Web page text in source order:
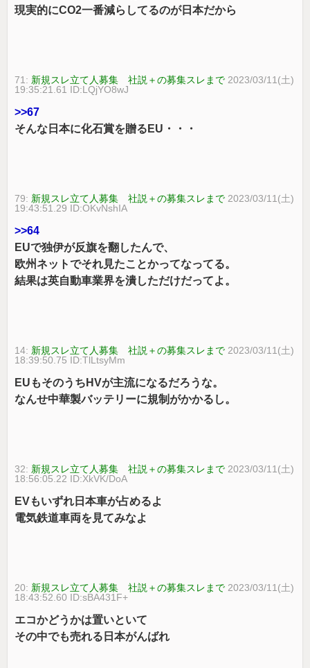
現実的にCO2一番減らしてるのが日本だから
71: 新規スレ立て人募集 社説＋の募集スレまで 2023/03/11(土)
19:35:21.61 ID:LQjYO8wJ
>>67
そんな日本に化石賞を贈るEU・・・
79: 新規スレ立て人募集 社説＋の募集スレまで 2023/03/11(土)
19:43:51.29 ID:OKvNshIA
>>64
EUで独伊が反旗を翻したんで、
欧州ネットでそれ見たことかってなってる。
結果は英自動車業界を潰しただけだってよ。
14: 新規スレ立て人募集 社説＋の募集スレまで 2023/03/11(土)
18:39:50.75 ID:TlLtsyMm
EUもそのうちHVが主流になるだろうな。
なんせ中華製バッテリーに規制がかかるし。
32: 新規スレ立て人募集 社説＋の募集スレまで 2023/03/11(土)
18:56:05.22 ID:XkVK/DoA
EVもいずれ日本車が占めるよ
電気鉄道車両を見てみなよ
20: 新規スレ立て人募集 社説＋の募集スレまで 2023/03/11(土)
18:43:52.60 ID:sBA431F+
エコかどうかは置いといて
その中でも売れる日本がんばれ